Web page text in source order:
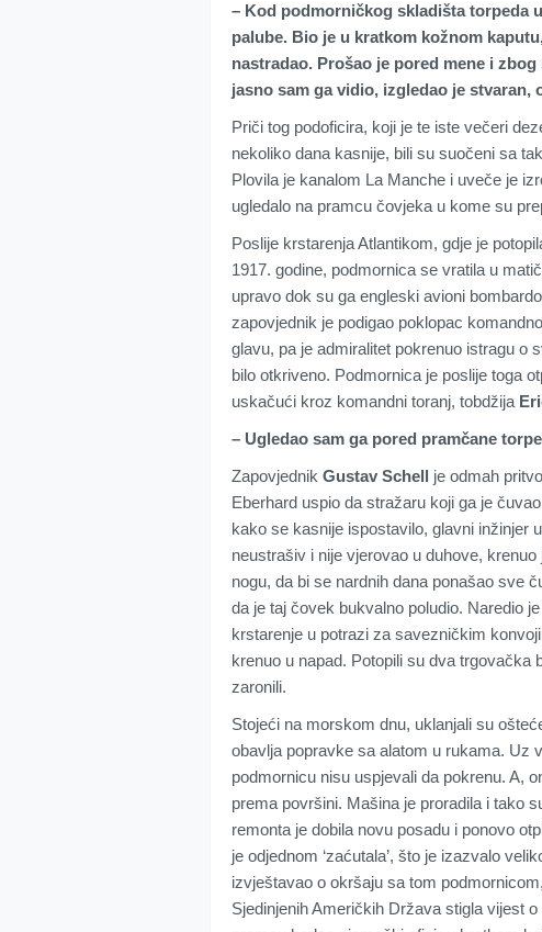
– Kod podmorničkog skladišta torpeda
palube. Bio je u kratkom kožnom
nastradao. Prošao je pored mene i
jasno sam ga vidio, izgledao je stvaran,
Priči tog podoficira, koji je te iste večeri
nekoliko dana kasnije, bili su suočeni sa
Plovila je kanalom La Manche i uveče je
ugledalo na pramcu čovjeka u kome su
Poslije krstarenja Atlantikom, gdje je
1917. godine, podmornica se vratila u
upravo dok su ga engleski avioni
zapovjednik je podigao poklopac
glavu, pa je admiralitet pokrenuo istragu o
bilo otkriveno. Podmornica je poslije toga
uskačući kroz komandni toranj, tobdžija
– Ugledao sam ga pored pramčane
Zapovjednik Gustav Schell je odmah
Eberhard uspio da stražaru koji ga je
kako se kasnije ispostavilo, glavni inžinjer
neustrašiv i nije vjerovao u duhove,
nogu, da bi se nardnih dana ponašao sve
da je taj čovek bukvalno poludio. Naredio
krstarenje u potrazi za savezničkim
krenuo u napad. Potopili su dva trgovačka
zaronili.
Stojeći na morskom dnu, uklanjali su
obavlja popravke sa alatom u rukama. Uz
podmornicu nisu uspjevali da pokrenu. A,
prema površini. Mašina je proradila i tako
remonta je dobila novu posadu i ponovo
je odjednom ‘zaćutala’, što je izazvalo
izvještavao o okršaju sa tom
Sjedinjenih Američkih Država stigla vijest